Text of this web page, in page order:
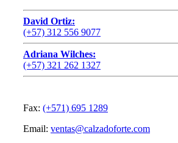
David Ortiz:
(+57) 312 556 9077
Adriana Wilches:
(+57) 321 262 1327
Fax: (+571) 695 1289
Email: ventas@calzadoforte.com